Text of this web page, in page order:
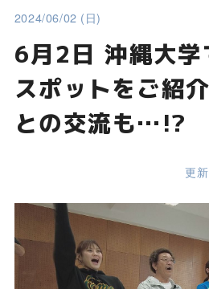
2024/06/02 (日)
6月2日 沖縄大学
スポットをご紹
との交流も…!?
更